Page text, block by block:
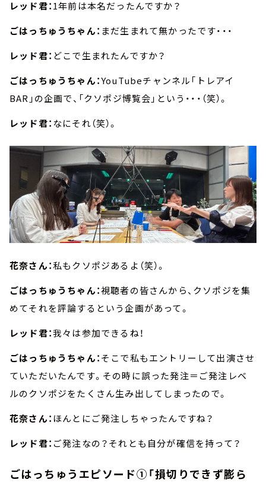
レッド君：1年前は本名だったんですか？
ごはっちゅうちゃん： まだ生まれて無かったです・・・
レッド君： どこで生まれたんですか？
ごはっちゅうちゃん：YouTubeチャンネル「トレアイ
BAR」の企画で、「クソポジ博覧会」という・・・（笑）。
レッド君： なにそれ（笑）。
花奈さん：私もクソポジあるよ（笑）。
ごはっちゅうちゃん：視聴者の皆さんから、クソポジを集
めてそれを評論するという企画があって。
レッド君：我々は参加できるね！
ごはっちゅうちゃん：そこで私もエントリーして出演させ
ていただいたんです。その時に誤った発注＝ご発注レベ
ルのクソポジをたくさん生み出してしまったので。
花奈さん：ほんとにご発注しちゃったんですね？
レッド君： ご発注なの？それとも自分が確信を持って？
ごはっちゅうエピソード①「損切りできず膨ら